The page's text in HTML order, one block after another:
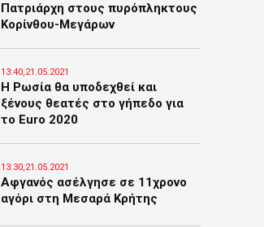
Πατριάρχη στους πυρόπληκτους
Κορίνθου-Μεγάρων
13:40,21.05.2021
Η Ρωσία θα υποδεχθεί και
ξένους θεατές στο γήπεδο για
το Euro 2020
13:30,21.05.2021
Αφγανός ασέλγησε σε 11χρονο
αγόρι στη Μεσαρά Κρήτης